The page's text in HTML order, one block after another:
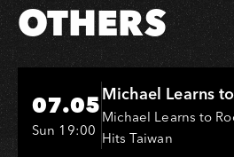
OTHERS
Hi-Ing Music Hall
07.05
Sun 19:00
Michael Learns
Michael Learns to
Hits Taiwan